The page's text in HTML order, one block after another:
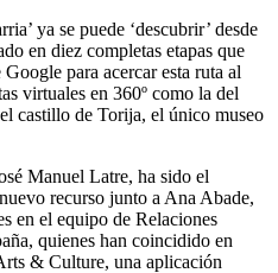
ya se puede ‘descubrir’ desde
en diez completas etapas que
para acercar esta ruta al
virtuales en 360º como la del
castillo de Torija, el único museo
Manuel Latre, ha sido el
recurso junto a Ana Abade,
en el equipo de Relaciones
quienes han coincidido en
& Culture, una aplicación